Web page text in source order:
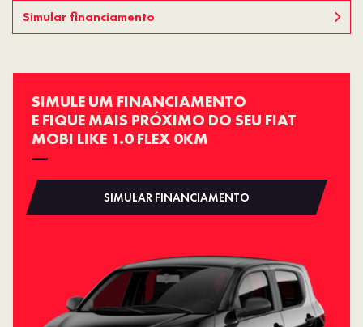
Simular financiamento
SIMULE UM FINANCIAMENTO
E FIQUE MAIS PRÓXIMO DO SEU FIAT
MOBI LIKE 1.0 FLEX 0KM
SIMULAR FINANCIAMENTO